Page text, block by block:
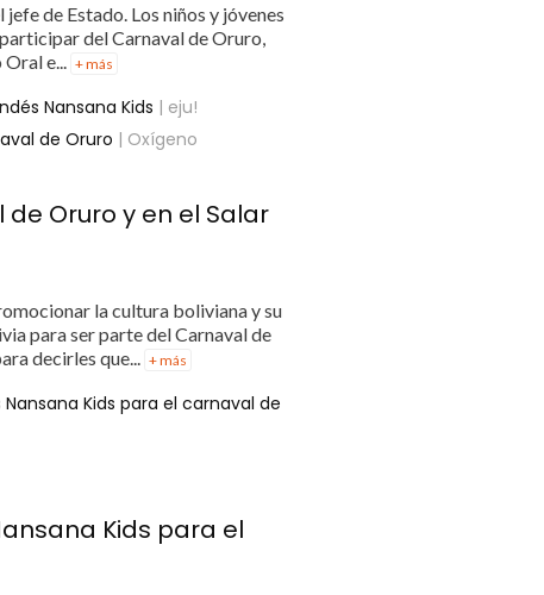
de Estado. Los niños y jóvenes
del Carnaval de Oruro,
e... + más
Nansana Kids | eju!
de Oruro | Oxígeno
Oruro y en el Salar
la cultura boliviana y su
para ser parte del Carnaval de
decirles que... + más
Kids para el carnaval de
Kids para el